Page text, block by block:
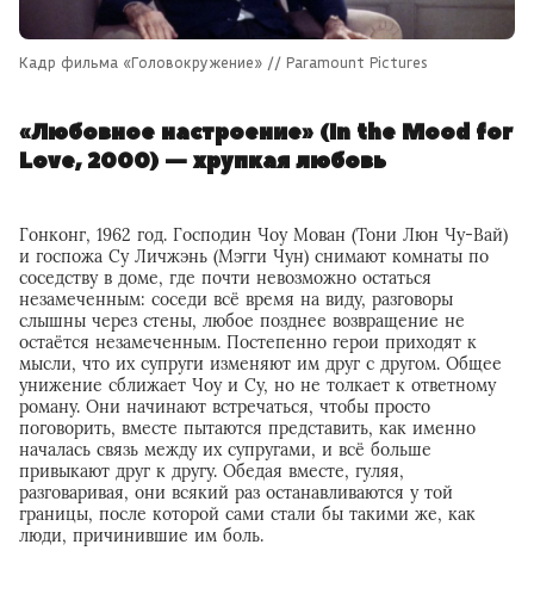
Кадр фильма «Головокружение» // Paramount Pictures
«Любовное настроение» (In the Mood for
Love, 2000) — хрупкая любовь
Гонконг, 1962 год. Господин Чоу Мован (Тони Люн Чу-Вай)
и госпожа Су Личжэнь (Мэгги Чун) снимают комнаты по
соседству в доме, где почти невозможно остаться
незамеченным: соседи всё время на виду, разговоры
слышны через стены, любое позднее возвращение не
остаётся незамеченным. Постепенно герои приходят к
мысли, что их супруги изменяют им друг с другом. Общее
унижение сближает Чоу и Су, но не толкает к ответному
роману. Они начинают встречаться, чтобы просто
поговорить, вместе пытаются представить, как именно
началась связь между их супругами, и всё больше
привыкают друг к другу. Обедая вместе, гуляя,
разговаривая, они всякий раз останавливаются у той
границы, после которой сами стали бы такими же, как
люди, причинившие им боль.